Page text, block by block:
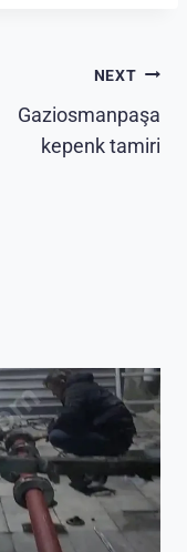
NEXT
Gaziosmanpaşa
kepenk tamiri